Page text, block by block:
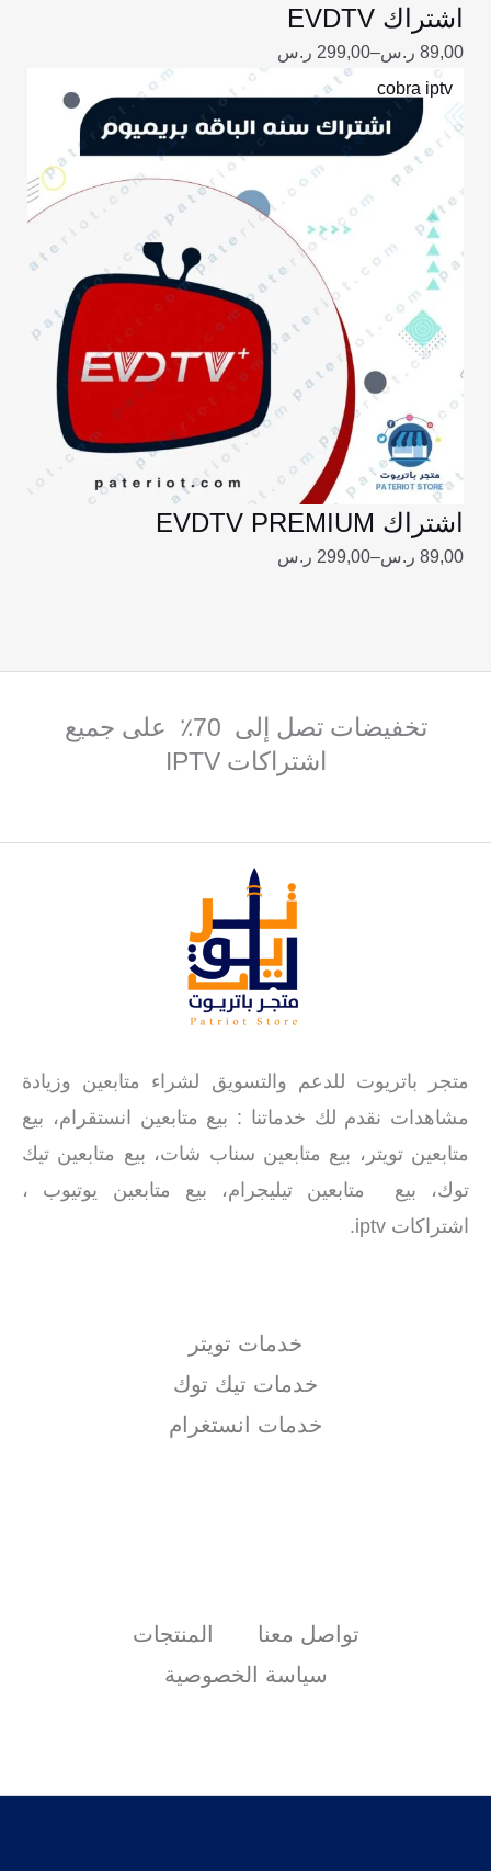
اشتراك EVDTV
89,00 ر.س–
299,00 ر.س
cobra iptv
اشتراك EVDTV PREMIUM
89,00 ر.س–
299,00 ر.س
نطاق
السعر:
خلال
تخفيضات تصل إلى 70٪ على جميع
اشتراكات IPTV
متجر باتريوت للدعم والتسويق لشراء متابعين وزيادة
مشاهدات نقدم لك خدماتنا : بيع متابعين انستقرام، بيع
متابعين تويتر، بيع متابعين سناب شات، بيع متابعين تيك
توك، بيع متابعين تيليجرام، بيع متابعين يوتيوب ،
اشتراكات iptv.
خدمات تويتر
خدمات تيك توك
خدمات انستغرام
تواصل معنا
المنتجات
سياسة الخصوصية